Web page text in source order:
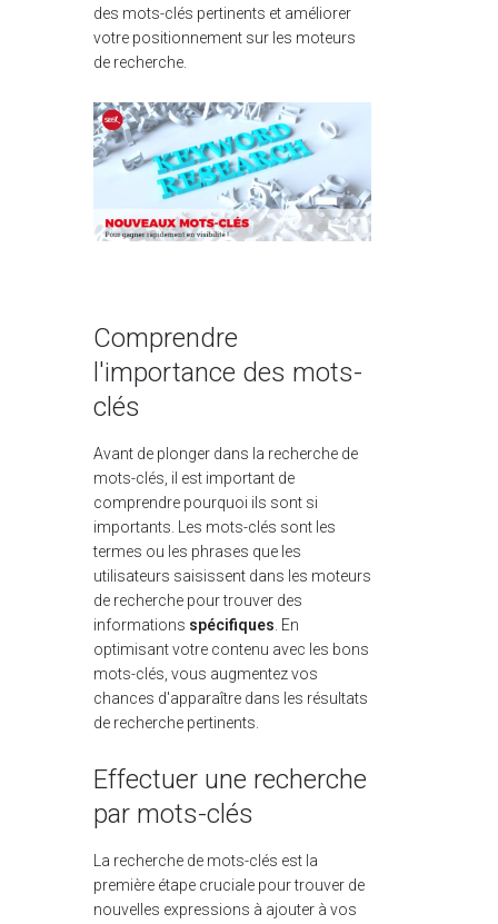
des mots-clés pertinents et améliorer
votre positionnement sur les moteurs
de recherche.
Comprendre
l'importance des mots-
clés
Avant de plonger dans la recherche de
mots-clés, il est important de
comprendre pourquoi ils sont si
importants. Les mots-clés sont les
termes ou les phrases que les
utilisateurs saisissent dans les moteurs
de recherche pour trouver des
informations spécifiques . En
optimisant votre contenu avec les bons
mots-clés, vous augmentez vos
chances d'apparaître dans les résultats
de recherche pertinents.
Effectuer une recherche
par mots-clés
La recherche de mots-clés est la
première étape cruciale pour trouver de
nouvelles expressions à ajouter à vos